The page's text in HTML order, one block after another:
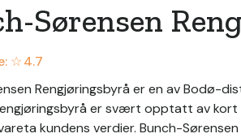
Sørensen
☆4.7
Rengjøringsbyrå er en av Bodø-
er svært opptatt av
kundens verdier. Bunch-